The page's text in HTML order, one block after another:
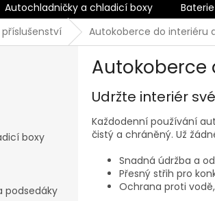
Autochladničky a chladicí boxy
Autokoberce do interiéru
boxy
podsedáky
Autokoberce
Udržte interiér
Každodenní používání
čistý a chráněný. Už
Snadná údržba a
Přesný střih pro
Ochrana proti